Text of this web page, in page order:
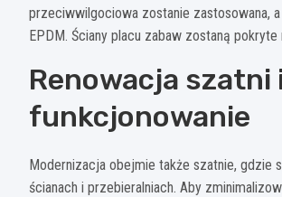
przeciwwilgociowa zostanie zastosowana,
EPDM. Ściany placu zabaw zostaną
Renowacja szatni
funkcjonowanie
Modernizacja obejmie także szatnie, gdzie
ścianach i przebieralniach. Aby